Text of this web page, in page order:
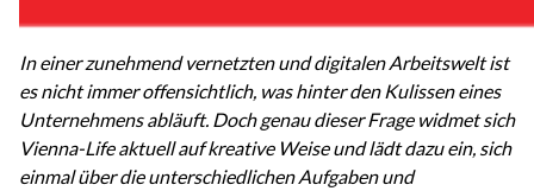
In einer zunehmend vernetzten und digitalen Arbeitswelt ist
es nicht immer offensichtlich, was hinter den Kulissen eines
Unternehmens abläuft. Doch genau dieser Frage widmet sich
Vienna-Life aktuell auf kreative Weise und lädt dazu ein, sich
einmal über die unterschiedlichen Aufgaben und